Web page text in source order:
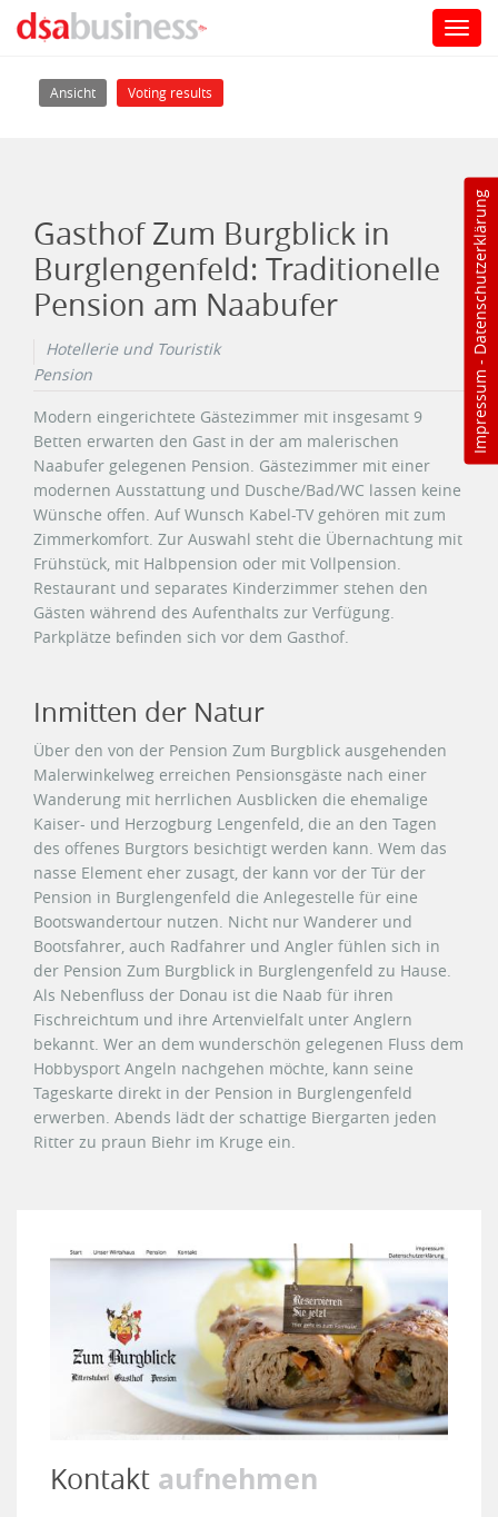
Impressum
-
Datenschutzerklärung
Haupt-Reiter
Ansicht (aktiver Reiter)
Voting results
Gasthof Zum Burgblick in
Burglengenfeld: Traditionelle
Pension am Naabufer
Hotellerie und Touristik
Pension
Modern eingerichtete Gästezimmer mit insgesamt 9
Betten erwarten den Gast in der am malerischen
Naabufer gelegenen Pension. Gästezimmer mit einer
modernen Ausstattung und Dusche/Bad/WC lassen keine
Wünsche offen. Auf Wunsch Kabel-TV gehören mit zum
Zimmerkomfort. Zur Auswahl steht die Übernachtung mit
Frühstück, mit Halbpension oder mit Vollpension.
Restaurant und separates Kinderzimmer stehen den
Gästen während des Aufenthalts zur Verfügung.
Parkplätze befinden sich vor dem Gasthof.
Inmitten der Natur
Über den von der Pension Zum Burgblick ausgehenden
Malerwinkelweg erreichen Pensionsgäste nach einer
Wanderung mit herrlichen Ausblicken die ehemalige
Kaiser- und Herzogburg Lengenfeld, die an den Tagen
des offenes Burgtors besichtigt werden kann. Wem das
nasse Element eher zusagt, der kann vor der Tür der
Pension in Burglengenfeld die Anlegestelle für eine
Bootswandertour nutzen. Nicht nur Wanderer und
Bootsfahrer, auch Radfahrer und Angler fühlen sich in
der Pension Zum Burgblick in Burglengenfeld zu Hause.
Als Nebenfluss der Donau ist die Naab für ihren
Fischreichtum und ihre Artenvielfalt unter Anglern
bekannt. Wer an dem wunderschön gelegenen Fluss dem
Hobbysport Angeln nachgehen möchte, kann seine
Tageskarte direkt in der Pension in Burglengenfeld
erwerben. Abends lädt der schattige Biergarten jeden
Ritter zu praun Biehr im Kruge ein.
Kontakt aufnehmen